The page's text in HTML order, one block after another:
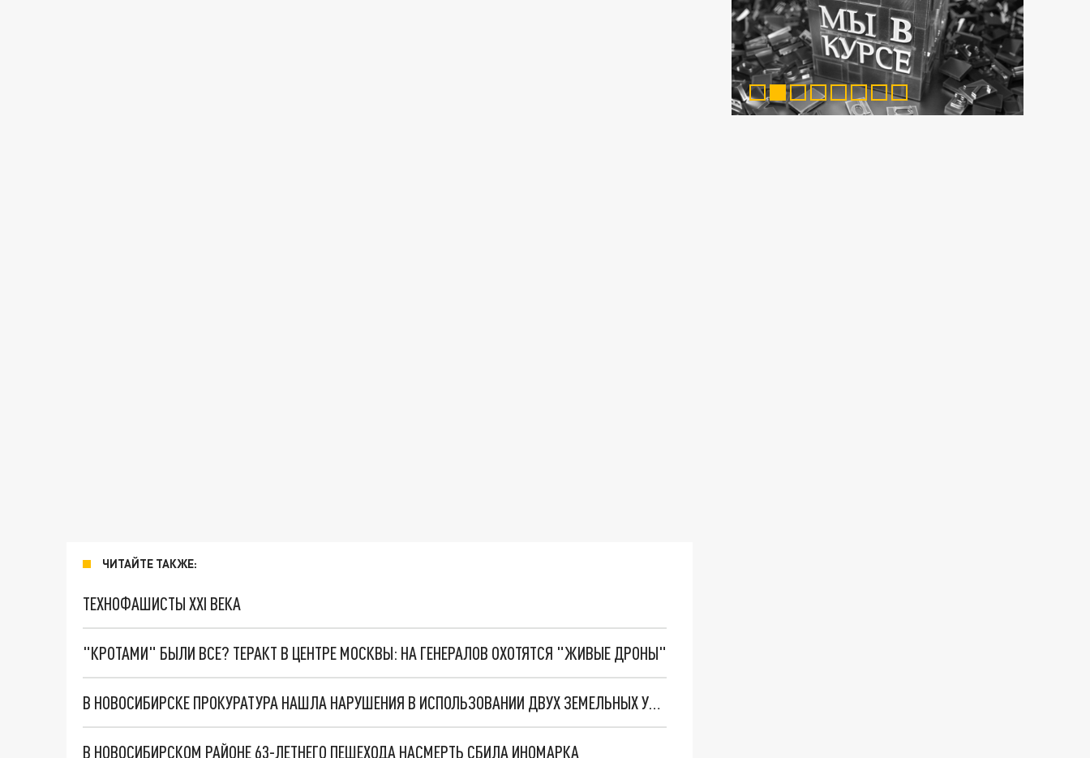
ЧИТАЙТЕ ТАКЖЕ:
ТЕХНОФАШИСТЫ XXI ВЕКА
"КРОТАМИ" БЫЛИ ВСЕ? ТЕРАКТ В ЦЕНТРЕ МОСКВЫ: НА ГЕНЕРАЛОВ ОХОТЯТСЯ "ЖИВЫЕ ДРОНЫ"
В НОВОСИБИРСКЕ ПРОКУРАТУРА НАШЛА НАРУШЕНИЯ В ИСПОЛЬЗОВАНИИ ДВУХ ЗЕМЕЛЬНЫХ УЧАСТКОВ
В НОВОСИБИРСКОМ РАЙОНЕ 63-ЛЕТНЕГО ПЕШЕХОДА НАСМЕРТЬ СБИЛА ИНОМАРКА